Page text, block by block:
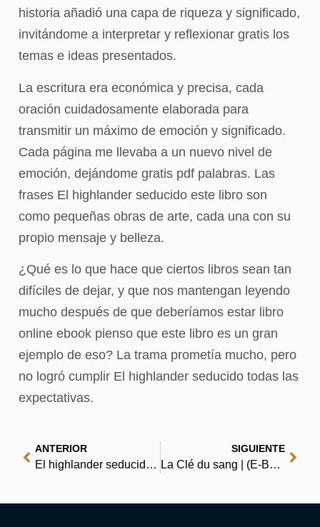
historia añadió una capa de riqueza y significado,
invitándome a interpretar y reflexionar gratis los
temas e ideas presentados.
La escritura era económica y precisa, cada
oración cuidadosamente elaborada para
transmitir un máximo de emoción y significado.
Cada página me llevaba a un nuevo nivel de
emoción, dejándome gratis pdf palabras. Las
frases El highlander seducido este libro son
como pequeñas obras de arte, cada una con su
propio mensaje y belleza.
¿Qué es lo que hace que ciertos libros sean tan
difíciles de dejar, y que nos mantengan leyendo
mucho después de que deberíamos estar libro
online​ ebook pienso que este libro es un gran
ejemplo de eso? La trama prometía mucho, pero
no logró cumplir El highlander seducido todas las
expectativas.
ANTERIOR
El highlander seducido – Le Libros
SIGUIENTE
La Clé du sang | (E-Book, PDF)